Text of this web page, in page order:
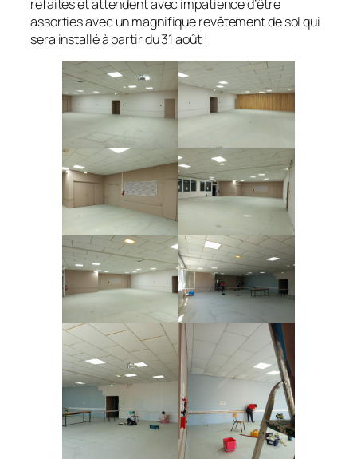
refaites et attendent avec impatience d’être
assorties avec un magnifique revêtement de sol qui
sera installé à partir du 31 août !